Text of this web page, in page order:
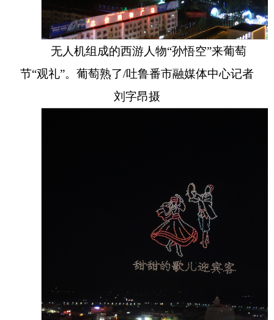
无人机组成的西游人物“孙悟空”来葡萄
节“观礼”。葡萄熟了/吐鲁番市融媒体中心记者
刘字昂摄